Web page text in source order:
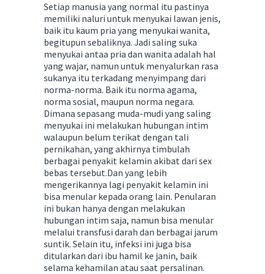
Setiap manusia yang normal itu pastinya
memiliki naluri untuk menyukai lawan jenis,
baik itu kaum pria yang menyukai wanita,
begitupun sebaliknya. Jadi saling suka
menyukai antaa pria dan wanita adalah hal
yang wajar, namun untuk menyalurkan rasa
sukanya itu terkadang menyimpang dari
norma-norma. Baik itu norma agama,
norma sosial, maupun norma negara.
Dimana sepasang muda-mudi yang saling
menyukai ini melakukan hubungan intim
walaupun belum terikat dengan tali
pernikahan, yang akhirnya timbulah
berbagai penyakit kelamin akibat dari sex
bebas tersebut.Dan yang lebih
mengerikannya lagi penyakit kelamin ini
bisa menular kepada orang lain. Penularan
ini bukan hanya dengan melakukan
hubungan intim saja, namun bisa menular
melalui transfusi darah dan berbagai jarum
suntik. Selain itu, infeksi ini juga bisa
ditularkan dari ibu hamil ke janin, baik
selama kehamilan atau saat persalinan.